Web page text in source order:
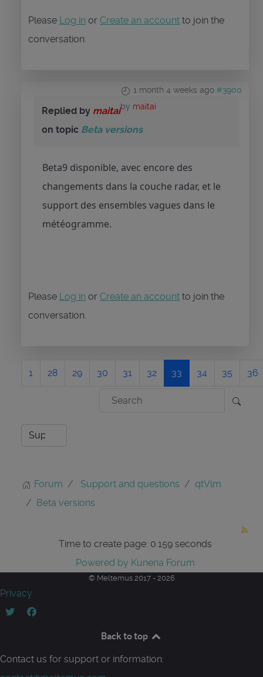
Please Log in or Create an account to join the
conversation.
1 month 4 weeks ago #3900
by maitai
Replied by maitai
on topic Beta versions
Beta9 disponible, avec encore des
changements dans la couche radar, et le
support des ensembles vagues dans le
météogramme.
Please Log in or Create an account to join the
conversation.
1 28 29 30 31 32 33 34 35 36
Forum Support and questions
qtVlm
Beta versions
Time to create page: 0.159 seconds
Powered by Kunena Forum
© Meltemus 2017 - 2026
Privacy
Back to top
Contact us for support or information: